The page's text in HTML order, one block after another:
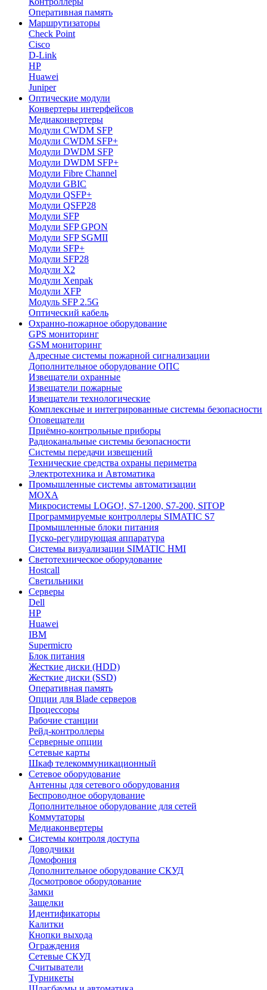
Оперативная память
Маршрутизаторы
Check Point
Cisco
D-Link
HP
Huawei
Juniper
Оптические модули
Конвертеры интерфейсов
Медиаконвертеры
Модули CWDM SFP
Модули CWDM SFP+
Модули DWDM SFP
Модули DWDM SFP+
Модули Fibre Channel
Модули GBIC
Модули QSFP+
Модули QSFP28
Модули SFP
Модули SFP GPON
Модули SFP SGMII
Модули SFP+
Модули SFP28
Модули X2
Модули Xenpak
Модули XFP
Модуль SFP 2.5G
Оптический кабель
Охранно-пожарное оборудование
GPS мониторинг
GSM мониторинг
Адресные системы пожарной сигнализации
Дополнительное оборудование ОПС
Извещатели охранные
Извещатели пожарные
Извещатели технологические
Комплексные и интегрированные системы безопасноcти
Оповещатели
Приёмно-контрольные приборы
Радиоканальные системы безопасности
Системы передачи извещений
Технические средства охраны периметра
Электротехника и Автоматика
Промышленные системы автоматизации
MOXA
Микросистемы LOGO!, S7-1200, S7-200, SITOP
Программируемые контроллеры SIMATIC S7
Промышленные блоки питания
Пуско-регулирующая аппаратура
Системы визуализации SIMATIC HMI
Светотехническое оборудование
Hostcall
Светильники
Серверы
Dell
HP
Huawei
IBM
Supermicro
Блок питания
Жесткие диски (HDD)
Жесткие диски (SSD)
Оперативная память
Опции для Blade серверов
Процессоры
Рабочие станции
Рейд-контроллеры
Серверные опции
Сетевые карты
Шкаф телекоммуникационный
Сетевое оборудование
Антенны для сетевого оборудования
Беспроводное оборудование
Дополнительное оборудование для сетей
Коммутаторы
Медиаконвертеры
Системы контроля доступа
Доводчики
Домофония
Дополнительное оборудование СКУД
Досмотровое оборудование
Замки
Защелки
Идентификаторы
Калитки
Кнопки выхода
Ограждения
Сетевые СКУД
Считыватели
Турникеты